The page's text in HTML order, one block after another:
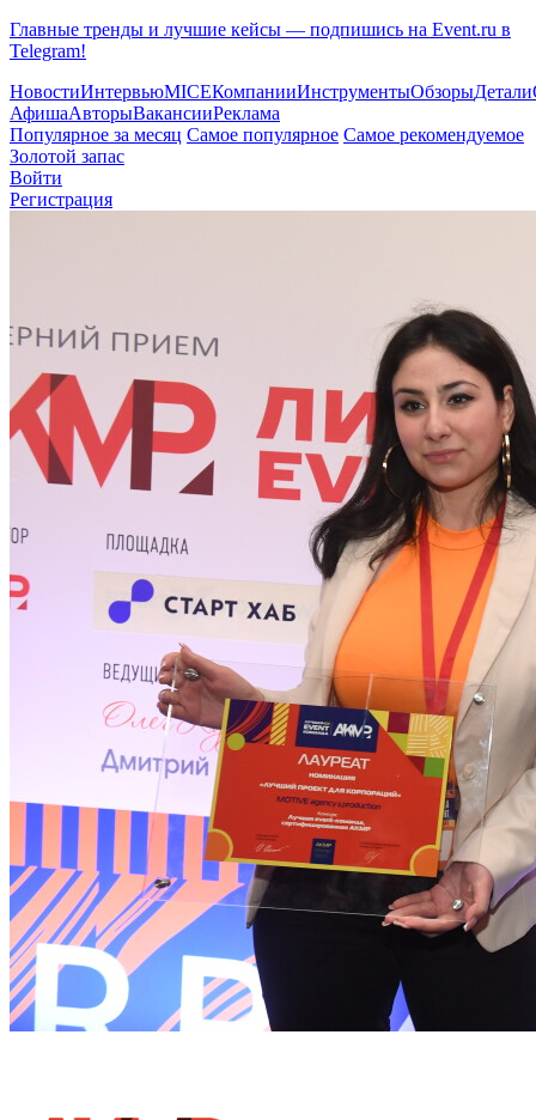
Главные тренды и лучшие кейсы — подпишись на Event.ru в
Telegram!
НовостиИнтервьюMICEКомпанииИнструментыОбзорыДетали
АфишаАвторыВакансииРеклама
Популярное за месяц Самое популярное Самое рекомендуемое
Золотой запас
Войти
Регистрация